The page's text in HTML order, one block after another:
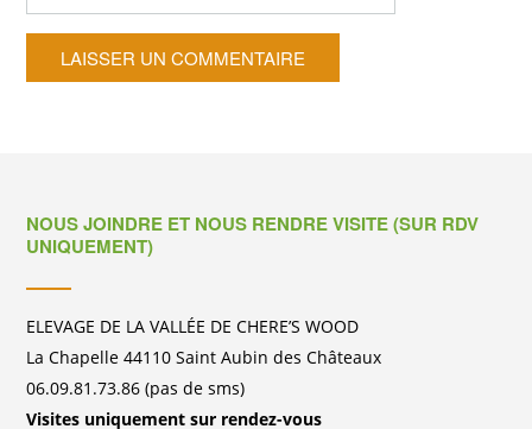
NOUS JOINDRE ET NOUS RENDRE VISITE (SUR RDV
UNIQUEMENT)
ELEVAGE DE LA VALLÉE DE CHERE’S WOOD
La Chapelle 44110 Saint Aubin des Châteaux
06.09.81.73.86 (pas de sms)
Visites uniquement sur rendez-vous